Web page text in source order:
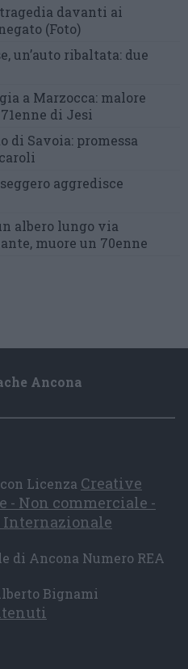
tragedia davanti ai
(Foto)
un’auto ribaltata: due
a Marzocca: malore
di Jesi
di Savoia: promessa
aggredisce
albero lungo via
muore un 70enne
Ancona
Licenza Creative
- Non commerciale -
Internazionale
di Ancona Numero REA
Bignami